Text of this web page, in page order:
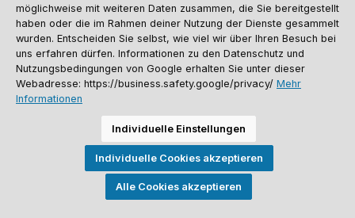
Kundenservice
Informationen
Social Media und Kontakt
Versandinformationen
Batterieentsorgung
Warenrücksendung Sporthund Katalog
Alle Preise inkl. gesetzl. Mehrwertsteuer zzgl.Versandkosten
anders angegeben. Preise vor dem Login werden in Euro (DE) angezeigt.
Streichpreise = UVP-Preise. Abbildungen ähnlich. Änderungen
vorbehalten.
© 2026 Sporthund - Alle Rechte vorbehalten. Theme by
möglichweise mit weiteren Daten zusammen, die Sie bereitgestellt
haben oder die im Rahmen deiner Nutzung der Dienste gesammelt
wurden. Entscheiden Sie selbst, wie viel wir über Ihren Besuch bei
uns erfahren dürfen. Informationen zu den Datenschutz und
Nutzungsbedingungen von Google erhalten Sie unter dieser
Webadresse: https://business.safety.google/privacy/ Mehr
Informationen
Individuelle Einstellungen
Individuelle Cookies akzeptieren
Alle Cookies akzeptieren